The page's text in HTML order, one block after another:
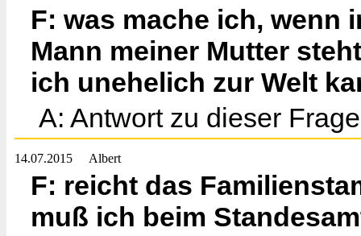
F: was mache ich, wenn
Mann meiner Mutter
ich unehelich zur Welt
A: Antwort zu dieser
14.07.2015 Albert
F: reicht das
muß ich beim